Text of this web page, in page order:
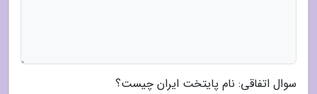
سوال اتفاقی: نام پایتخت ایران چیست؟